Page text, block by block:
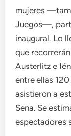
mujeres
Juegos—,
inaugural. Lo
que
Austerlitz e
entre ellas
asistieron a
Sena. Se
espectadores